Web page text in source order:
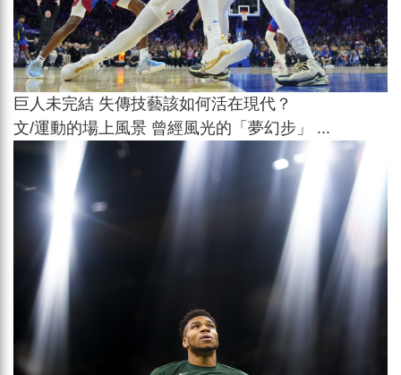
巨人未完結 失傳技藝該如何活在現代？
文/運動的場上風景 曾經風光的「夢幻步」 ...